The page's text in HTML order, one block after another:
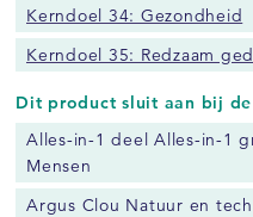
Kerndoel 34: Gezondheid
Kerndoel 35: Redzaam
Dit product sluit aan bij
Alles-in-1 deel Alles-in-1
Mensen
Argus Clou Natuur en